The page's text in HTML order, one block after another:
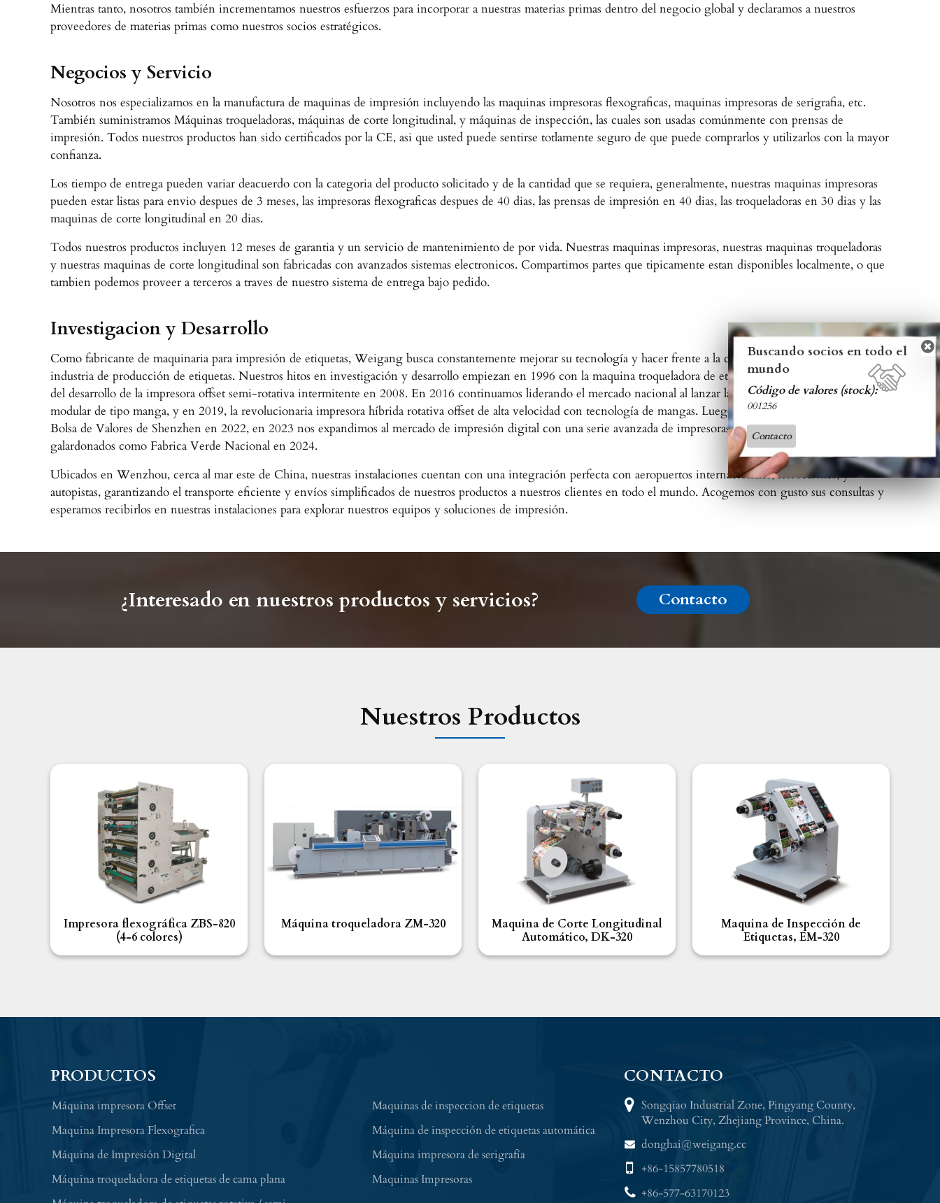
Mientras tanto, nosotros también incrementamos nuestros esfuerzos para incorporar a nuestras materias primas dentro del negocio global y declaramos a nuestros
proveedores de materias primas como nuestros socios estratégicos.
Negocios y Servicio
Nosotros nos especializamos en la manufactura de maquinas de impresión incluyendo las maquinas impresoras flexograficas, maquinas impresoras de serigrafia, etc.
También suministramos Máquinas troqueladoras, máquinas de corte longitudinal, y máquinas de inspección, las cuales son usadas comúnmente con prensas de
impresión. Todos nuestros productos han sido certificados por la CE, asi que usted puede sentirse totlamente seguro de que puede comprarlos y utilizarlos con la mayor
confianza.
Los tiempo de entrega pueden variar deacuerdo con la categoria del producto solicitado y de la cantidad que se requiera, generalmente, nuestras maquinas impresoras
pueden estar listas para envio despues de 3 meses, las impresoras flexograficas despues de 40 dias, las prensas de impresión en 40 dias, las troqueladoras en 30 dias y las
maquinas de corte longitudinal en 20 dias.
Todos nuestros productos incluyen 12 meses de garantia y un servicio de mantenimiento de por vida. Nuestras maquinas impresoras, nuestras maquinas troqueladoras
y nuestras maquinas de corte longitudinal son fabricadas con avanzados sistemas electronicos. Compartimos partes que tipicamente estan disponibles localmente, o que
tambien podemos proveer a terceros a traves de nuestro sistema de entrega bajo pedido.
Investigacion y Desarrollo
Como fabricante de maquinaria para impresión de etiquetas, Weigang busca constantemente mejorar su tecnología y hacer frente a la creciente demanda de la
industria de producción de etiquetas. Nuestros hitos en investigación y desarrollo empiezan en 1996 con la maquina troqueladora de etiquetas de cama plana, seguida
del desarrollo de la impresora offset semi-rotativa intermitente en 2008. En 2016 continuamos liderando el mercado nacional al lanzar la primera impresora flexográfica
modular de tipo manga, y en 2019, la revolucionaria impresora híbrida rotativa offset de alta velocidad con tecnología de mangas. Luego de ser listados con éxito en la
Bolsa de Valores de Shenzhen en 2022, en 2023 nos expandimos al mercado de impresión digital con una serie avanzada de impresoras digitales, para finalmente ser
galardonados como Fabrica Verde Nacional en 2024.
Ubicados en Wenzhou, cerca al mar este de China, nuestras instalaciones cuentan con una integración perfecta con aeropuertos internacionales, ferrocarriles, y
autopistas, garantizando el transporte eficiente y envíos simplificados de nuestros productos a nuestros clientes en todo el mundo. Acogemos con gusto sus consultas y
esperamos recibirlos en nuestras instalaciones para explorar nuestros equipos y soluciones de impresión.
¿Interesado en nuestros productos y servicios? Contacto
Nuestros Productos
Impresora flexográfica ZBS-820
(4-6 colores)
Máquina troqueladora ZM-320
Maquina de Corte Longitudinal
Automático, DK-320
Maquina de Inspección de
Etiquetas, EM-320
PRODUCTOS
Máquina impresora Offset
Maquina Impresora Flexografica
Máquina de Impresión Digital
Máquina troqueladora de etiquetas de cama plana
Maquinas de inspeccion de etiquetas
Máquina de inspección de etiquetas automática
Máquina impresora de serigrafía
Maquinas Impresoras
CONTACTO
Songqiao Industrial Zone, Pingyang County,
Wenzhou City, Zhejiang Province, China.
donghai@weigang.cc
+86-15857780518
+86-577-63170123
Buscando socios en todo el
mundo
Código de valores (stock):
001256
Contacto